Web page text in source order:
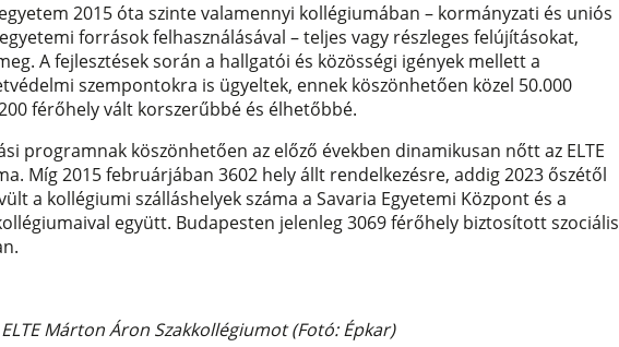
2015 óta szinte valamennyi kollégiumában – kormányzati és uniós
források felhasználásával – teljes vagy részleges felújításokat,
A fejlesztések során a hallgatói és közösségi igények mellett a
szempontokra is ügyeltek, ennek köszönhetően közel 50.000
férőhely vált korszerűbbé és élhetőbbé.
programnak köszönhetően az előző években dinamikusan nőtt az ELTE
Míg 2015 februárjában 3602 hely állt rendelkezésre, addig 2023 őszétől
a kollégiumi szálláshelyek száma a Savaria Egyetemi Központ és a
együtt. Budapesten jelenleg 3069 férőhely biztosított szociális
Márton Áron Szakkollégiumot (Fotó: Épkar)